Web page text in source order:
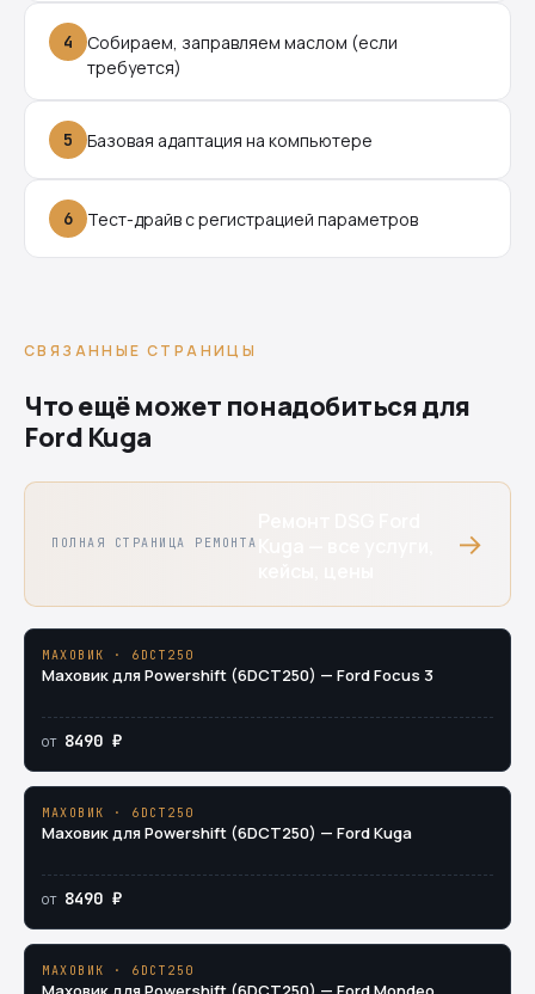
4
Собираем, заправляем маслом (если
требуется)
5 Базовая адаптация на компьютере
6 Тест-драйв с регистрацией параметров
СВЯЗАННЫЕ СТРАНИЦЫ
Что ещё может понадобиться для
Ford Kuga
ПОЛНАЯ СТРАНИЦА РЕМОНТА →
МАХОВИК · 6DCT250
Маховик для Powershift (6DCT250) — Ford Focus 3
от 8490 ₽
МАХОВИК · 6DCT250
Маховик для Powershift (6DCT250) — Ford Kuga
от 8490 ₽
МАХОВИК · 6DCT250